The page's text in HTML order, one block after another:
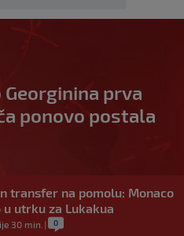
prva
ponovo postala
transfer na pomolu: Monaco
utrku za Lukakua
30 min. | 0